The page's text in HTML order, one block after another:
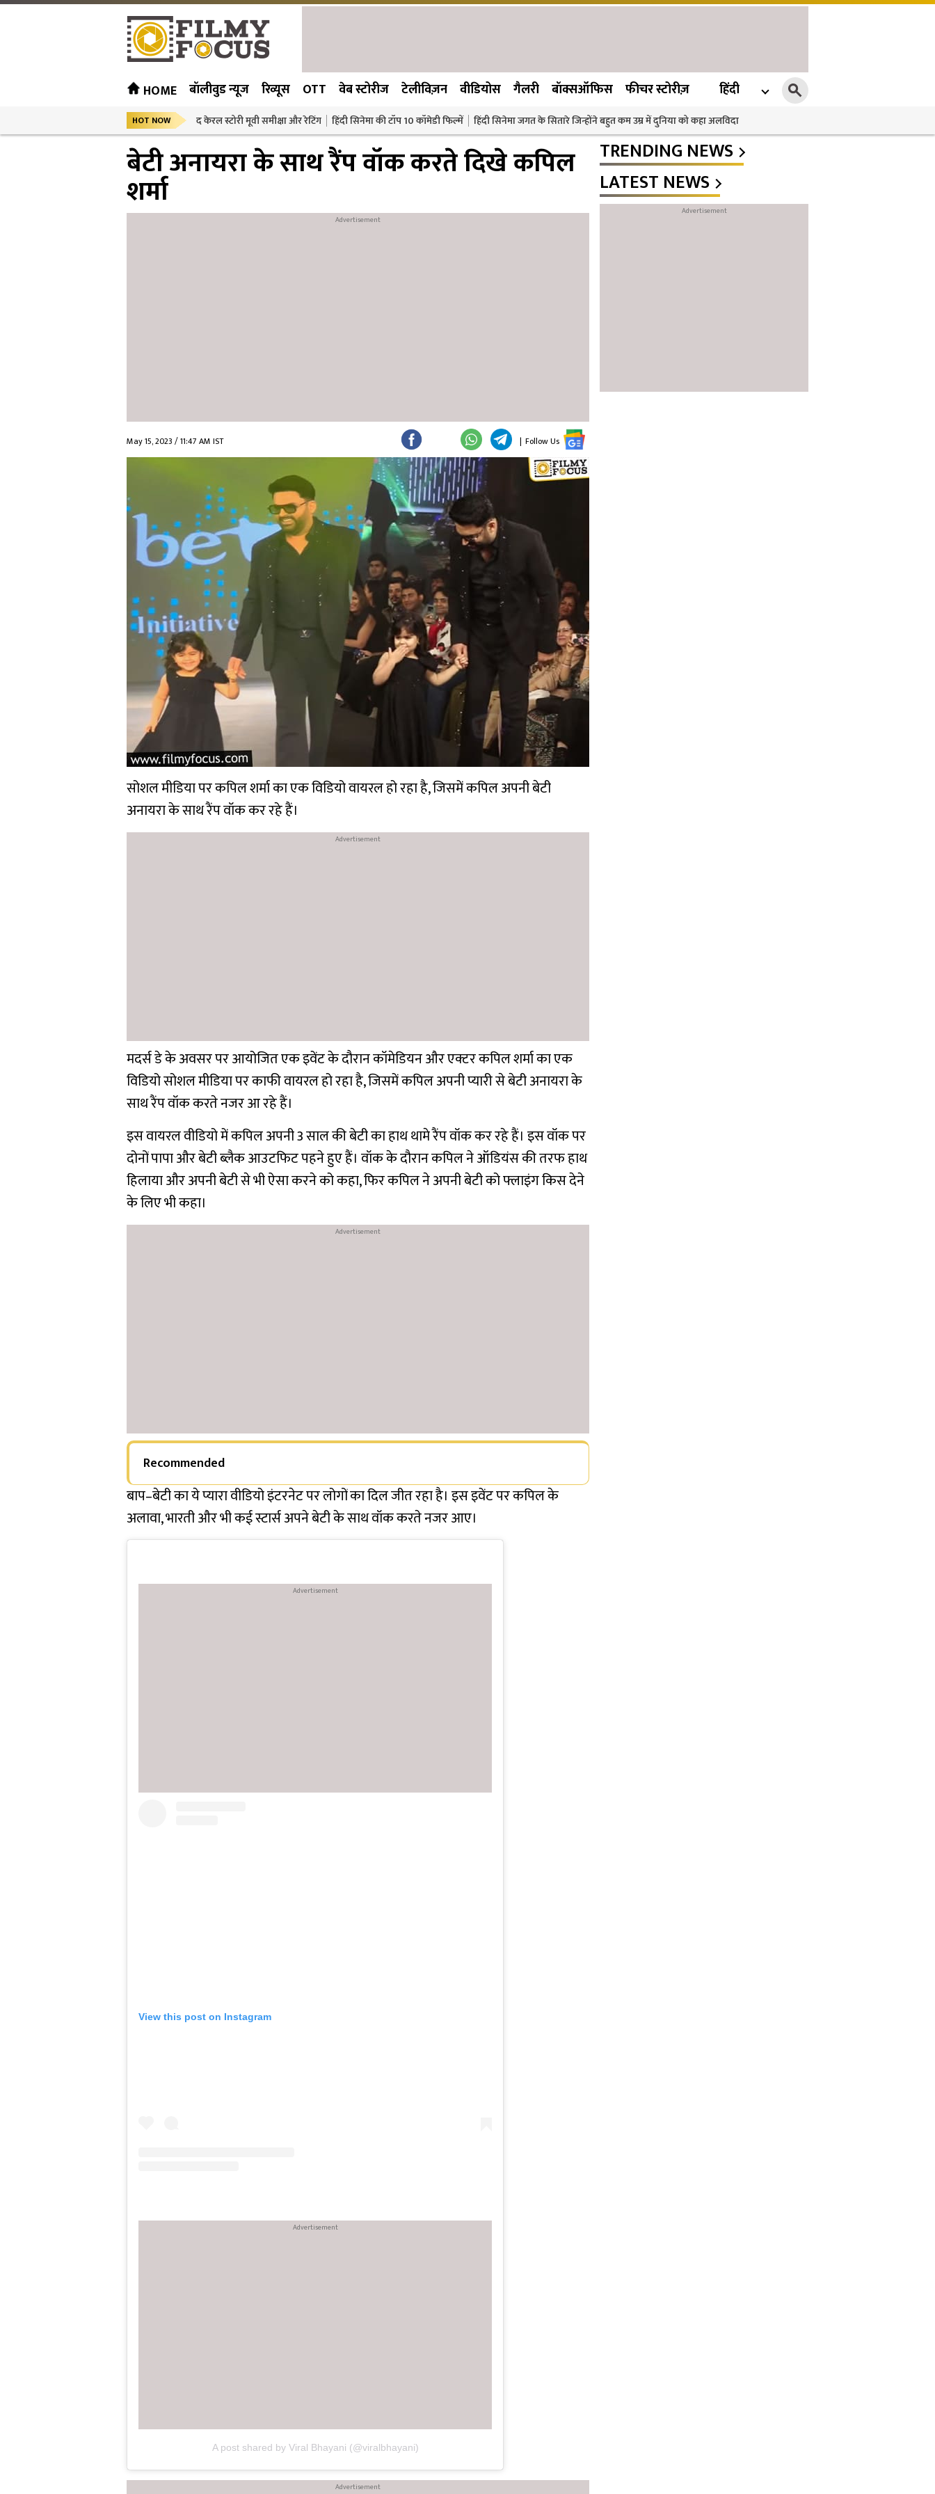
HOME बॉलीवुड न्यूज रिव्यूस OTT वेब स्टोरीज टेलीविज़न वीडियोस गैलरी बॉक्सऑफिस फीचर स्टोरीज़ हिंदी
HOT NOW द केरल स्टोरी मूवी समीक्षा और रेटिंग हिंदी सिनेमा की टॉप 10 कॉमेडी फिल्में हिंदी सिनेमा जगत के सितारे जिन्होंने बहुत कम उम्र में दुनिया को कहा अलविदा
बेटी अनायरा के साथ रैंप वॉक करते दिखे कपिल
शर्मा
May 15, 2023 / 11:47 AM IST | Follow Us
सोशल मीडिया पर कपिल शर्मा का एक विडियो वायरल हो रहा है, जिसमें कपिल अपनी बेटी
अनायरा के साथ रैंप वॉक कर रहे हैं।
मदर्स डे के अवसर पर आयोजित एक इवेंट के दौरान कॉमेडियन और एक्टर कपिल शर्मा का एक
विडियो सोशल मीडिया पर काफी वायरल हो रहा है, जिसमें कपिल अपनी प्यारी से बेटी अनायरा के
साथ रैंप वॉक करते नजर आ रहे हैं।
इस वायरल वीडियो में कपिल अपनी 3 साल की बेटी का हाथ थामे रैंप वॉक कर रहे हैं। इस वॉक पर
दोनों पापा और बेटी ब्लैक आउटफिट पहने हुए हैं। वॉक के दौरान कपिल ने ऑडियंस की तरफ हाथ
हिलाया और अपनी बेटी से भी ऐसा करने को कहा, फिर कपिल ने अपनी बेटी को फ्लाइंग किस देने
के लिए भी कहा।
Recommended
बाप–बेटी का ये प्यारा वीडियो इंटरनेट पर लोगों का दिल जीत रहा है। इस इवेंट पर कपिल के
अलावा, भारती और भी कई स्टार्स अपने बेटी के साथ वॉक करते नजर आए।
View this post on Instagram
A post shared by Viral Bhayani (@viralbhayani)
TRENDING NEWS
LATEST NEWS